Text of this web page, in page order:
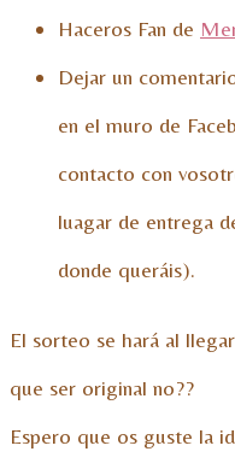
Haceros Fan de
Dejar un
en el muro de
contacto con
luagar de entrega
donde queráis).
El sorteo se hará al
que ser original no??
Espero que os guste la